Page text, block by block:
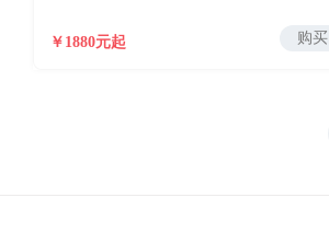
￥1880元起 购买